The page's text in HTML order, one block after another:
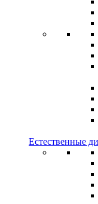
Естественные